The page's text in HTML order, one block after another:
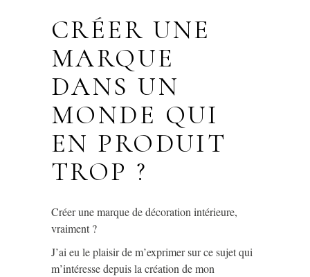
CRÉER UNE
MARQUE
DANS UN
MONDE QUI
EN PRODUIT
TROP ?
Créer une marque de décoration intérieure,
vraiment ?
J’ai eu le plaisir de m’exprimer sur ce sujet qui
m’intéresse depuis la création de mon